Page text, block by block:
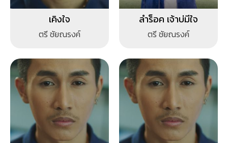
เคิงใจ
ตรี ชัยณรงค์
ลำร็อค เจ้าบ่มีใจ
ตรี ชัยณรงค์